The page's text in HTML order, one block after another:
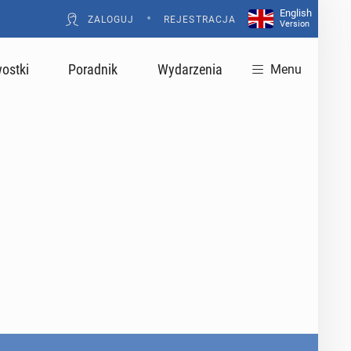
ZALOGUJ • REJESTRACJA
English
Version
Poradnik Wydarzenia Menu